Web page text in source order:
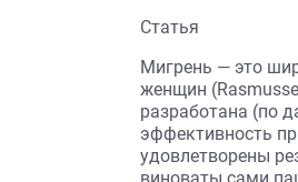
Статья
Мигрень — это
женщин
разработана (по
эффективность
удовлетворены